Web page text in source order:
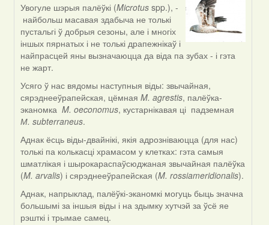
In
reply
to
by
Lighty
Увогуле шэрыя палёўкі (Microtus spp.), -
найбольш масавая здабыча не толькі
пустальгі ў добрыя сезоны, але і многіх
іншых пярнатых і не толькі драпежнікаў і
найпрасцей яны вызначаюцца да віда па зубах - і гэта
не жарт.
Усяго ў нас вядомы наступныя віды: звычайная,
сярэднееўрапейская, цёмнаяM. agrestis, палёўка-
эканомка M. oeconomus, кустарнікавая ці падземная
М. subterraneus.
Аднак ёсць віды-двайнікі, якія адрозніваюцца (для нас)
толькі па колькасці храмасом у клетках: гэта самыя
шматлікая і шырокараспаўсюджаная звычайная палёўка
(M. arvalis) і сярэднееўрапейская (M. rossiameridionalis).
Аднак, напрыклад, палёўкі-эканомкі могуць быць значна
большымі за іншыя віды і на здымку хутчэй за ўсё яе
рэшткі і трымае самец.